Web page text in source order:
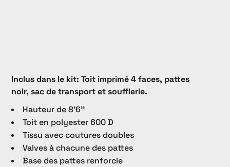
Inclus dans le kit: Toit imprimé 4 faces, pattes
noir, sac de transport et soufflerie.
Hauteur de 8'6''
Toit en polyester 600 D
Tissu avec coutures doubles
Valves à chacune des pattes
Base des pattes renforcie